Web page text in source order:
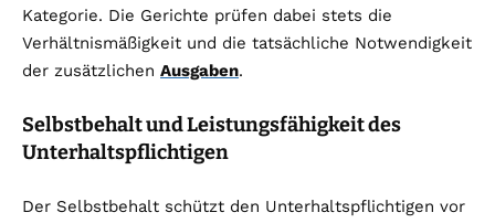
Kategorie. Die Gerichte prüfen dabei stets die
Verhältnismäßigkeit und die tatsächliche Notwendigkeit
der zusätzlichen Ausgaben.
Selbstbehalt und Leistungsfähigkeit des
Unterhaltspflichtigen
Der Selbstbehalt schützt den Unterhaltspflichtigen vor